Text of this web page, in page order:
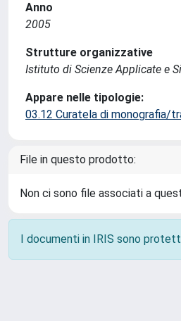
Anno
2005
Strutture organizzative
Istituto di Scienze Applicate e
Appare nelle tipologie:
03.12 Curatela di
File in questo prodotto:
Non ci sono file associati a
I documenti in IRIS sono